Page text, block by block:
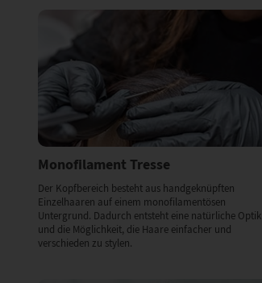
Monofilament Tresse
Der Kopfbereich besteht aus handgeknüpften
Einzelhaaren auf einem monofilamentösen
Untergrund. Dadurch entsteht eine natürliche Optik
und die Möglichkeit, die Haare einfacher und
verschieden zu stylen.